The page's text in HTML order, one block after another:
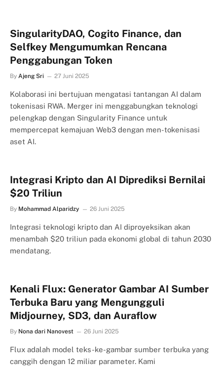
SingularityDAO, Cogito Finance, dan
Selfkey Mengumumkan Rencana
Penggabungan Token
By Ajeng Sri 27 Juni 2025
Kolaborasi ini bertujuan mengatasi tantangan AI dalam
tokenisasi RWA. Merger ini menggabungkan teknologi
pelengkap dengan Singularity Finance untuk
mempercepat kemajuan Web3 dengan men-tokenisasi
aset AI.
Integrasi Kripto dan AI Diprediksi Bernilai
$20 Triliun
By Mohammad Alparidzy 26 Juni 2025
Integrasi teknologi kripto dan AI diproyeksikan akan
menambah $20 triliun pada ekonomi global di tahun 2030
mendatang.
Kenali Flux: Generator Gambar AI Sumber
Terbuka Baru yang Mengungguli
Midjourney, SD3, dan Auraflow
By Nona dari Nanovest 26 Juni 2025
Flux adalah model teks-ke-gambar sumber terbuka yang
canggih dengan 12 miliar parameter. Kami